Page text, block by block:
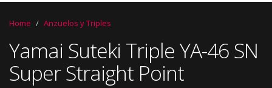
Home Anzuelos y Triples
Yamai Suteki Triple YA-46 SN
Super Straight Point